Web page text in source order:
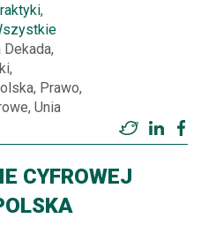
,
Prawo,
Unia
Twitter
CYFROWEJ